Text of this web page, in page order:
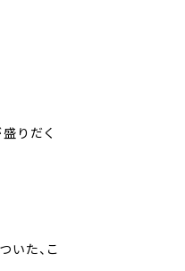
りだく
いた、こ